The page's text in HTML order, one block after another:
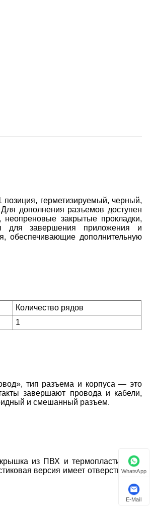
герметизируемый, черный,
дополнения разъемов доступен
закрытые прокладки,
для завершения приложения и
обеспечивающие дополнительную
Количество рядов
1
тип разъема и корпуса — это
завершают провода и кабели,
и смешанный разъем.
из ПВХ и термопластиковая
версия имеет отверстие для
WhatsApp
E-Mail